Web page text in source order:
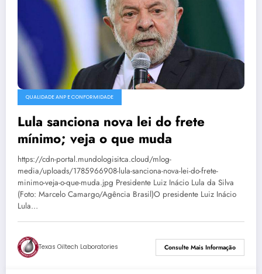
QUALIDADE ANP E CONFORMIDADE
Lula sanciona nova lei do frete
mínimo; veja o que muda
https://cdn-portal.mundologisitca.cloud/mlog-
media/uploads/1785966908-lula-sanciona-nova-lei-do-frete-
minimo-veja-o-que-muda.jpg Presidente Luiz Inácio Lula da Silva
(Foto: Marcelo Camargo/Agência Brasil)O presidente Luiz Inácio
Lula…
Texas Oiltech Laboratories Consulte Mais Informação